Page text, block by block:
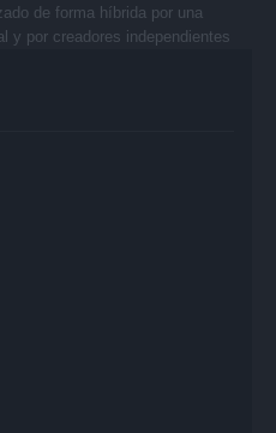
de forma híbrida por una
y por creadores independientes